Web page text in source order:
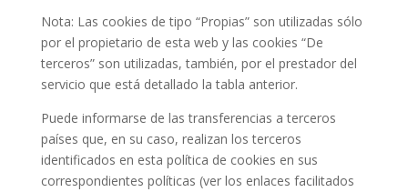
Nota: Las cookies de tipo “Propias” son utilizadas sólo
por el propietario de esta web y las cookies “De
terceros” son utilizadas, también, por el prestador del
servicio que está detallado la tabla anterior.
Puede informarse de las transferencias a terceros
países que, en su caso, realizan los terceros
identificados en esta política de cookies en sus
correspondientes políticas (ver los enlaces facilitados